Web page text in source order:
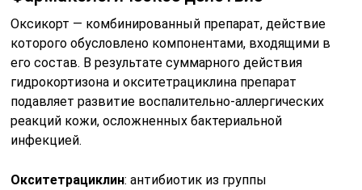
Оксикорт — комбинированный препарат, действие
которого обусловлено компонентами, входящими в
его состав. В результате суммарного действия
гидрокортизона и окситетрациклина препарат
подавляет развитие воспалительно-аллергических
реакций кожи, осложненных бактериальной
инфекцией.
Окситетрациклин: антибиотик из группы